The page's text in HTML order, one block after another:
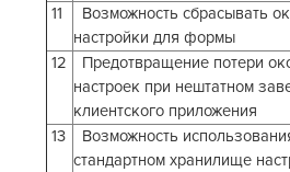
11
Возможность сбрасывать
настройки для формы
12
Предотвращение потери
настроек при нештатном
клиентского приложения
13
Возможность
стандартном хранилище